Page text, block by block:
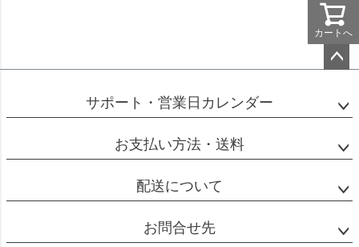
カートへ
ップ
サポート・営業日カレンダー
お支払い方法・送料
配送について
お問合せ先